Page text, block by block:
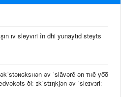
ıv sleyvıri în dhi yunaytıd steyts
əv ˈslāvərē ən ᴛʜē yo͞o
ðiː ɪkˈstɪŋkʃən əv ˈsleɪvɜriː